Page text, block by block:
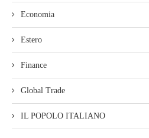
Economia
Estero
Finance
Global Trade
IL POPOLO ITALIANO